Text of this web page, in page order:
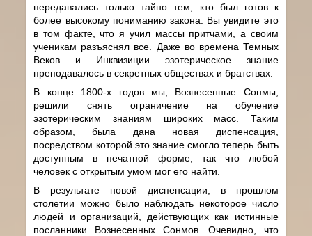
передавались только тайно тем, кто был готов к
более высокому пониманию закона. Вы увидите это
в том факте, что я учил массы притчами, а своим
ученикам разъяснял все. Даже во времена Темных
Веков и Инквизиции эзотерическое знание
преподавалось в секретных обществах и братствах.
В конце 1800-х годов мы, Вознесенные Сонмы,
решили снять ограничение на обучение
эзотерическим знаниям широких масс. Таким
образом, была дана новая диспенсация,
посредством которой это знание смогло теперь быть
доступным в печатной форме, так что любой
человек с открытым умом мог его найти.
В результате новой диспенсации, в прошлом
столетии можно было наблюдать некоторое число
людей и организаций, действующих как истинные
посланники Вознесенных Сонмов. Очевидно, что